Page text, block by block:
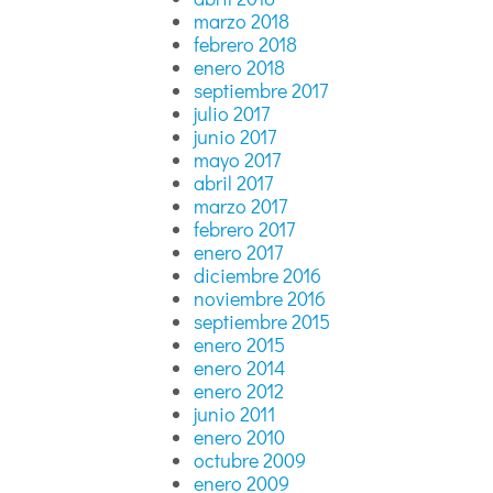
marzo 2018
febrero 2018
enero 2018
septiembre 2017
julio 2017
junio 2017
mayo 2017
abril 2017
marzo 2017
febrero 2017
enero 2017
diciembre 2016
noviembre 2016
septiembre 2015
enero 2015
enero 2014
enero 2012
junio 2011
enero 2010
octubre 2009
enero 2009